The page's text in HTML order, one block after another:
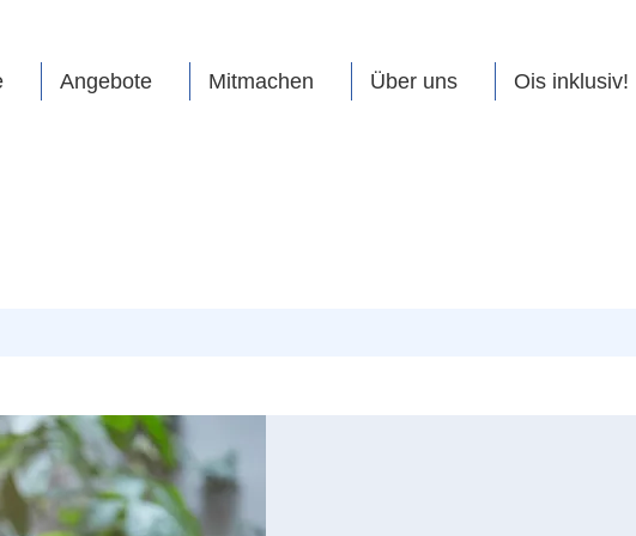
Angebote Mitmachen Über uns Ois inklusiv!